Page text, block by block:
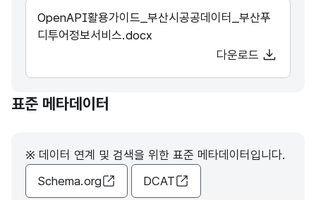
OpenAPI활용가이드_부산시공공데이터_부산푸
디투어정보서비스.docx
다운로드
표준 메타데이터
※ 데이터 연계 및 검색을 위한 표준 메타데이터입니다.
Schema.org
DCAT